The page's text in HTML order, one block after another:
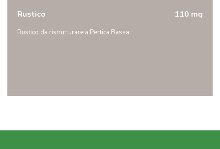
Rustico 110 mq
Rustico da ristrutturare a Pertica Bassa